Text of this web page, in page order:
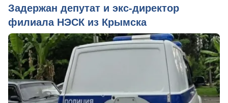
Задержан депутат и экс-директор
филиала НЭСК из Крымска